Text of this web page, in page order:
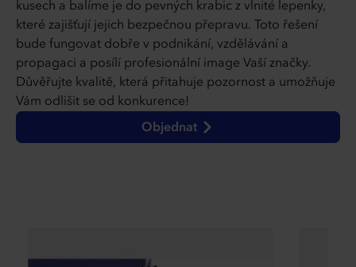
kusech a balíme je do pevných krabic z vlnité lepenky,
které zajišťují jejich bezpečnou přepravu. Toto řešení
bude fungovat dobře v podnikání, vzdělávání a
propagaci a posílí profesionální image Vaší značky.
Důvěřujte kvalitě, která přitahuje pozornost a umožňuje
Vám odlišit se od konkurence!
Objednat